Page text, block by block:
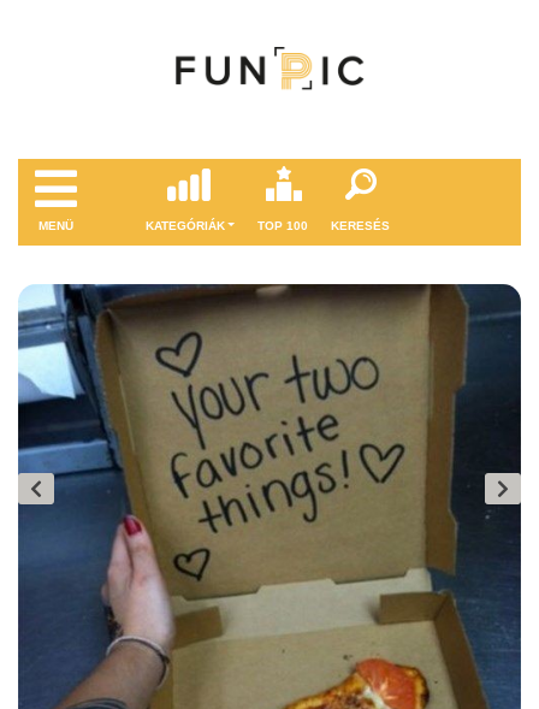
MENÜ KATEGÓRIÁK TOP 100 KERESÉS